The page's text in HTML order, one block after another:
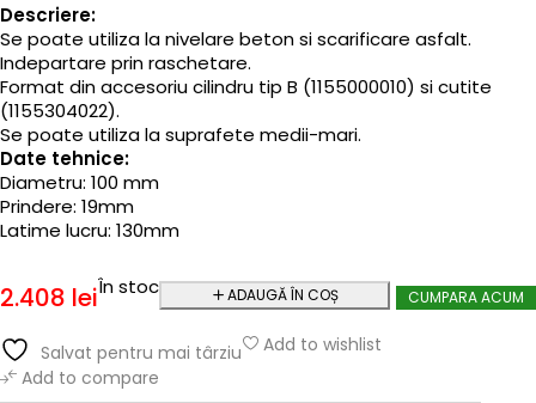
Descriere:
Se poate utiliza la nivelare beton si scarificare asfalt.
Indepartare prin raschetare.
Format din accesoriu cilindru tip B (1155000010) si cutite
(1155304022).
Se poate utiliza la suprafete medii-mari.
Date tehnice:
Diametru: 100 mm
Prindere: 19mm
Latime lucru: 130mm
2.408 leiÎn stoc ADAUGĂ ÎN COȘ CUMPARA ACUM
Salvat pentru mai târziu
Add to wishlist
Add to compare